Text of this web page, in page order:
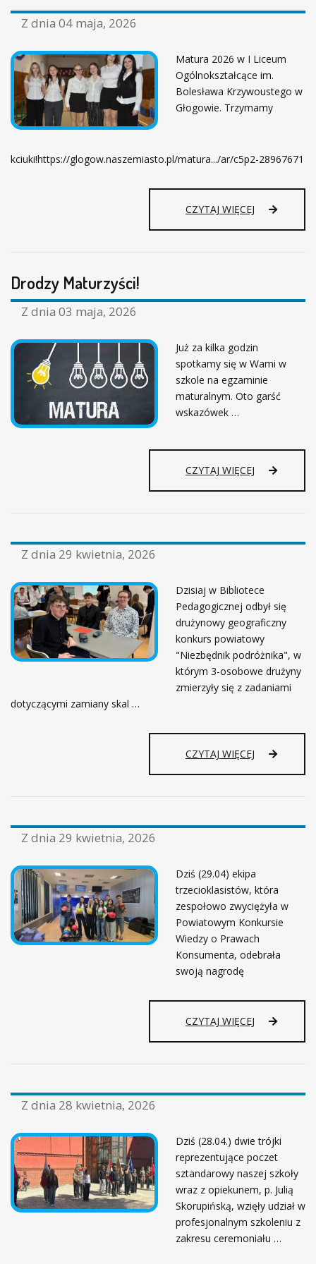
Z dnia 04 maja, 2026
Matura 2026 w I Liceum
Ogólnokształcące im.
Bolesława Krzywoustego w
Głogowie. Trzymamy
kciuki!https://glogow.naszemiasto.pl/matura.../ar/c5p2-28967671
CZYTAJ WIĘCEJ
Drodzy Maturzyści!
Z dnia 03 maja, 2026
Już za kilka godzin
spotkamy się w Wami w
szkole na egzaminie
maturalnym. Oto garść
wskazówek …
CZYTAJ WIĘCEJ
Y
U
R
Z
Y
Ś
C
!
Z dnia 29 kwietnia, 2026
Dzisiaj w Bibliotece
Pedagogicznej odbył się
drużynowy geograficzny
konkurs powiatowy
"Niezbędnik podróżnika", w
którym 3-osobowe drużyny
zmierzyły się z zadaniami
dotyczącymi zamiany skal …
CZYTAJ WIĘCEJ
Z dnia 29 kwietnia, 2026
Dziś (29.04) ekipa
trzecioklasistów, która
zespołowo zwyciężyła w
Powiatowym Konkursie
Wiedzy o Prawach
Konsumenta, odebrała
swoją nagrodę
CZYTAJ WIĘCEJ
Z dnia 28 kwietnia, 2026
Dziś (28.04.) dwie trójki
reprezentujące poczet
sztandarowy naszej szkoły
wraz z opiekunem, p. Julią
Skorupińską, wzięły udział w
profesjonalnym szkoleniu z
zakresu ceremoniału …